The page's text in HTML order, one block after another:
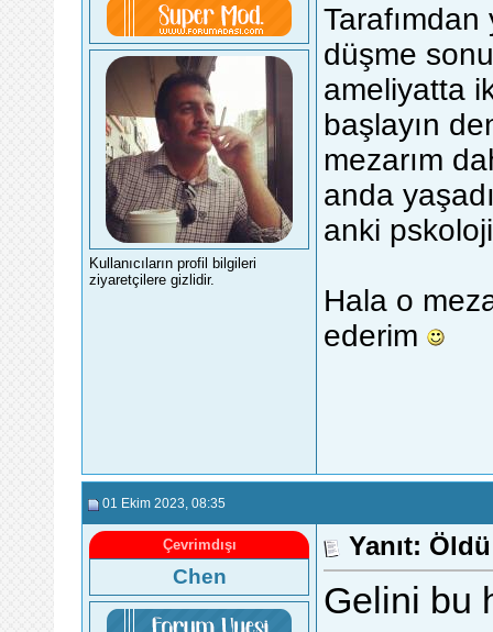
Kullanıcıların profil bilgileri
ziyaretçilere gizlidir.
düşme
ameliyatta
başlayın
mezarım
anda
anki
Hala o
ederim
01 Ekim 2023 , 08:35
Çevrimdışı
Chen
Yanıt:
Gelini bu